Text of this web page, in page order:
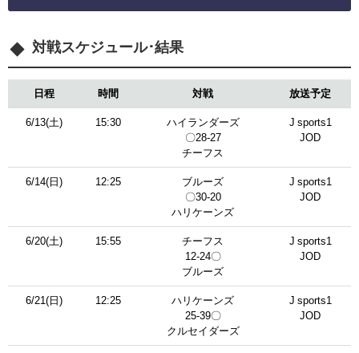
対戦スケジュール･結果
日程 時間 対戦 放送予定
6/13(土) 15:30
ハイランダーズ
〇28-27
チーフス
J sports1
JOD
6/14(日) 12:25
ブルーズ
〇30-20
ハリケーンズ
J sports1
JOD
6/20(土) 15:55
チーフス
12-24〇
ブルーズ
J sports1
JOD
6/21(日) 12:25
ハリケーンズ
25-39〇
クルセイダーズ
J sports1
JOD